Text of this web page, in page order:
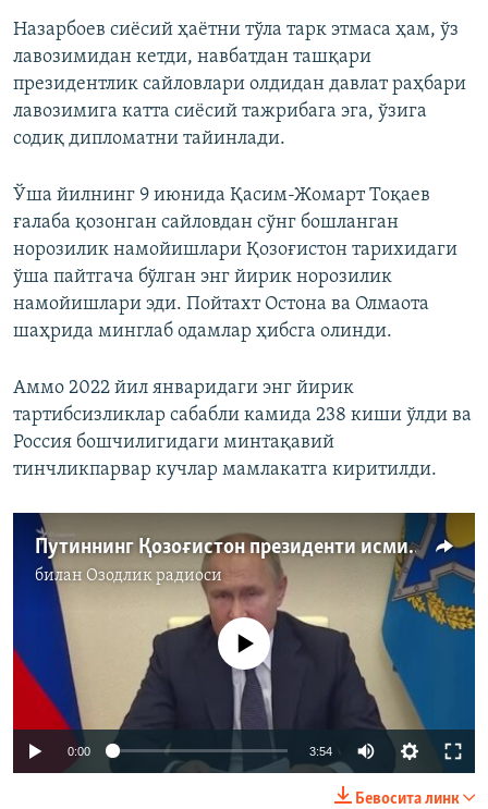
Назарбоев сиёсий ҳаётни тўла тарк этмаса ҳам, ўз
лавозимидан кетди, навбатдан ташқари
президентлик сайловлари олдидан давлат раҳбари
лавозимига катта сиёсий тажрибага эга, ўзига
содиқ дипломатни тайинлади.
Ўша йилнинг 9 июнида Қасим-Жомарт Тоқаев
ғалаба қозонган сайловдан сўнг бошланган
норозилик намойишлари Қозоғистон тарихидаги
ўша пайтгача бўлган энг йирик норозилик
намойишлари эди. Пойтахт Остона ва Олмаота
шаҳрида минглаб одамлар ҳибсга олинди.
Аммо 2022 йил январидаги энг йирик
тартибсизликлар сабабли камида 238 киши ўлди ва
Россия бошчилигидаги минтақавий
тинчликпарвар кучлар мамлакатга киритилди.
Путиннинг Қозоғистон президенти исмини адаштириши тасодифми ëки...?
билан Озодлик радиоси
Айни дамда медиа-манба мавжуд эмас
0:00 3:54 Auto
Бевосита линк